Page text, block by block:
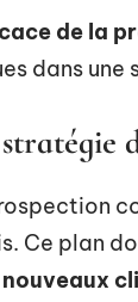
de la
dans
Ce plan